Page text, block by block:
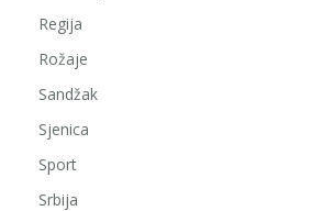
Regija
Rožaje
Sandžak
Sjenica
Sport
Srbija